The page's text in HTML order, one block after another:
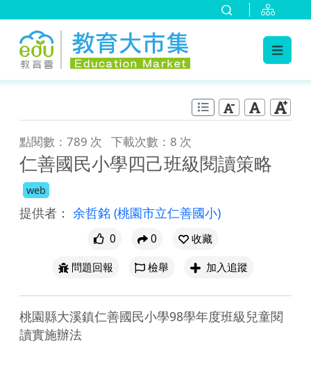
點閱數：789 次 下載次數：8 次
仁善國民小學四己班級閱讀策略
web
提供者： 余哲銘 (桃園市立仁善國小)
0 0
收藏
問題回報
檢舉 加入追蹤
桃園縣大溪鎮仁善國民小學98學年度班級兒童閱
讀實施辦法